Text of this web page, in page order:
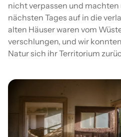
nicht verpassen und machten
nächsten Tages auf in die
alten Häuser waren vom
verschlungen, und wir
Natur sich ihr Territorium